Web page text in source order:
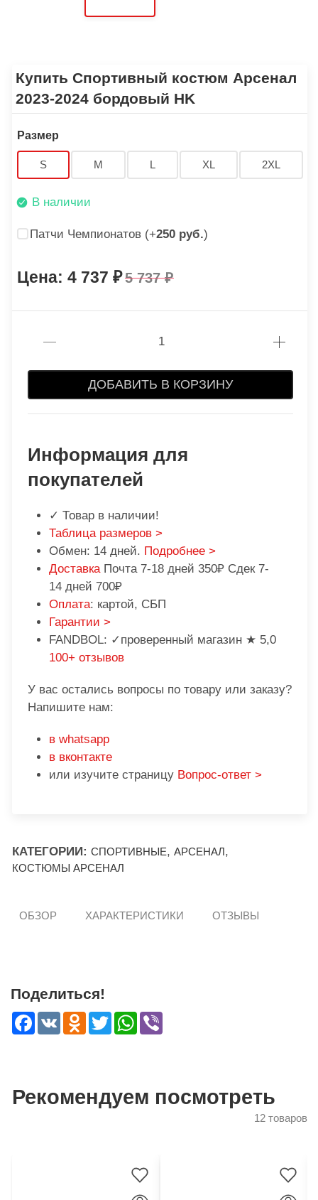
Купить Спортивный костюм Арсенал
2023-2024 бордовый HK
Размер
S M L XL 2XL
В наличии
Патчи Чемпионатов (+250 руб.)
4 737 5 737
ДОБАВИТЬ В КОРЗИНУ
Информация для
покупателей
✓ Товар в наличии!
Таблица размеров >
Обмен: 14 дней. Подробнее >
Доставка Почта 7-18 дней 350₽ Сдек 7-
14 дней 700₽
Оплата: картой, СБП
Гарантии >
FANDBOL: ✓проверенный магазин ★ 5,0
100+ отзывов
У вас остались вопросы по товару или заказу?
Напишите нам:
в whatsapp
в вконтакте
или изучите страницу Вопрос-ответ >
КАТЕГОРИИ: СПОРТИВНЫЕ, АРСЕНАЛ,
КОСТЮМЫ АРСЕНАЛ
ОБЗОР ХАРАКТЕРИСТИКИ ОТЗЫВЫ
Поделиться!
Facebook
VK Odnoklassniki
TwitterWhatsApp
Рекомендуем посмотреть
12 товаров